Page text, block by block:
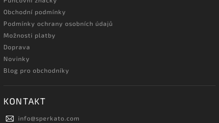
Obchodní podmínky
Podmínky ochrany osobních údajů
Možnosti platby
Doprava
Novinky
Blog pro obchodníky
KONTAKT
info@sperkato.com